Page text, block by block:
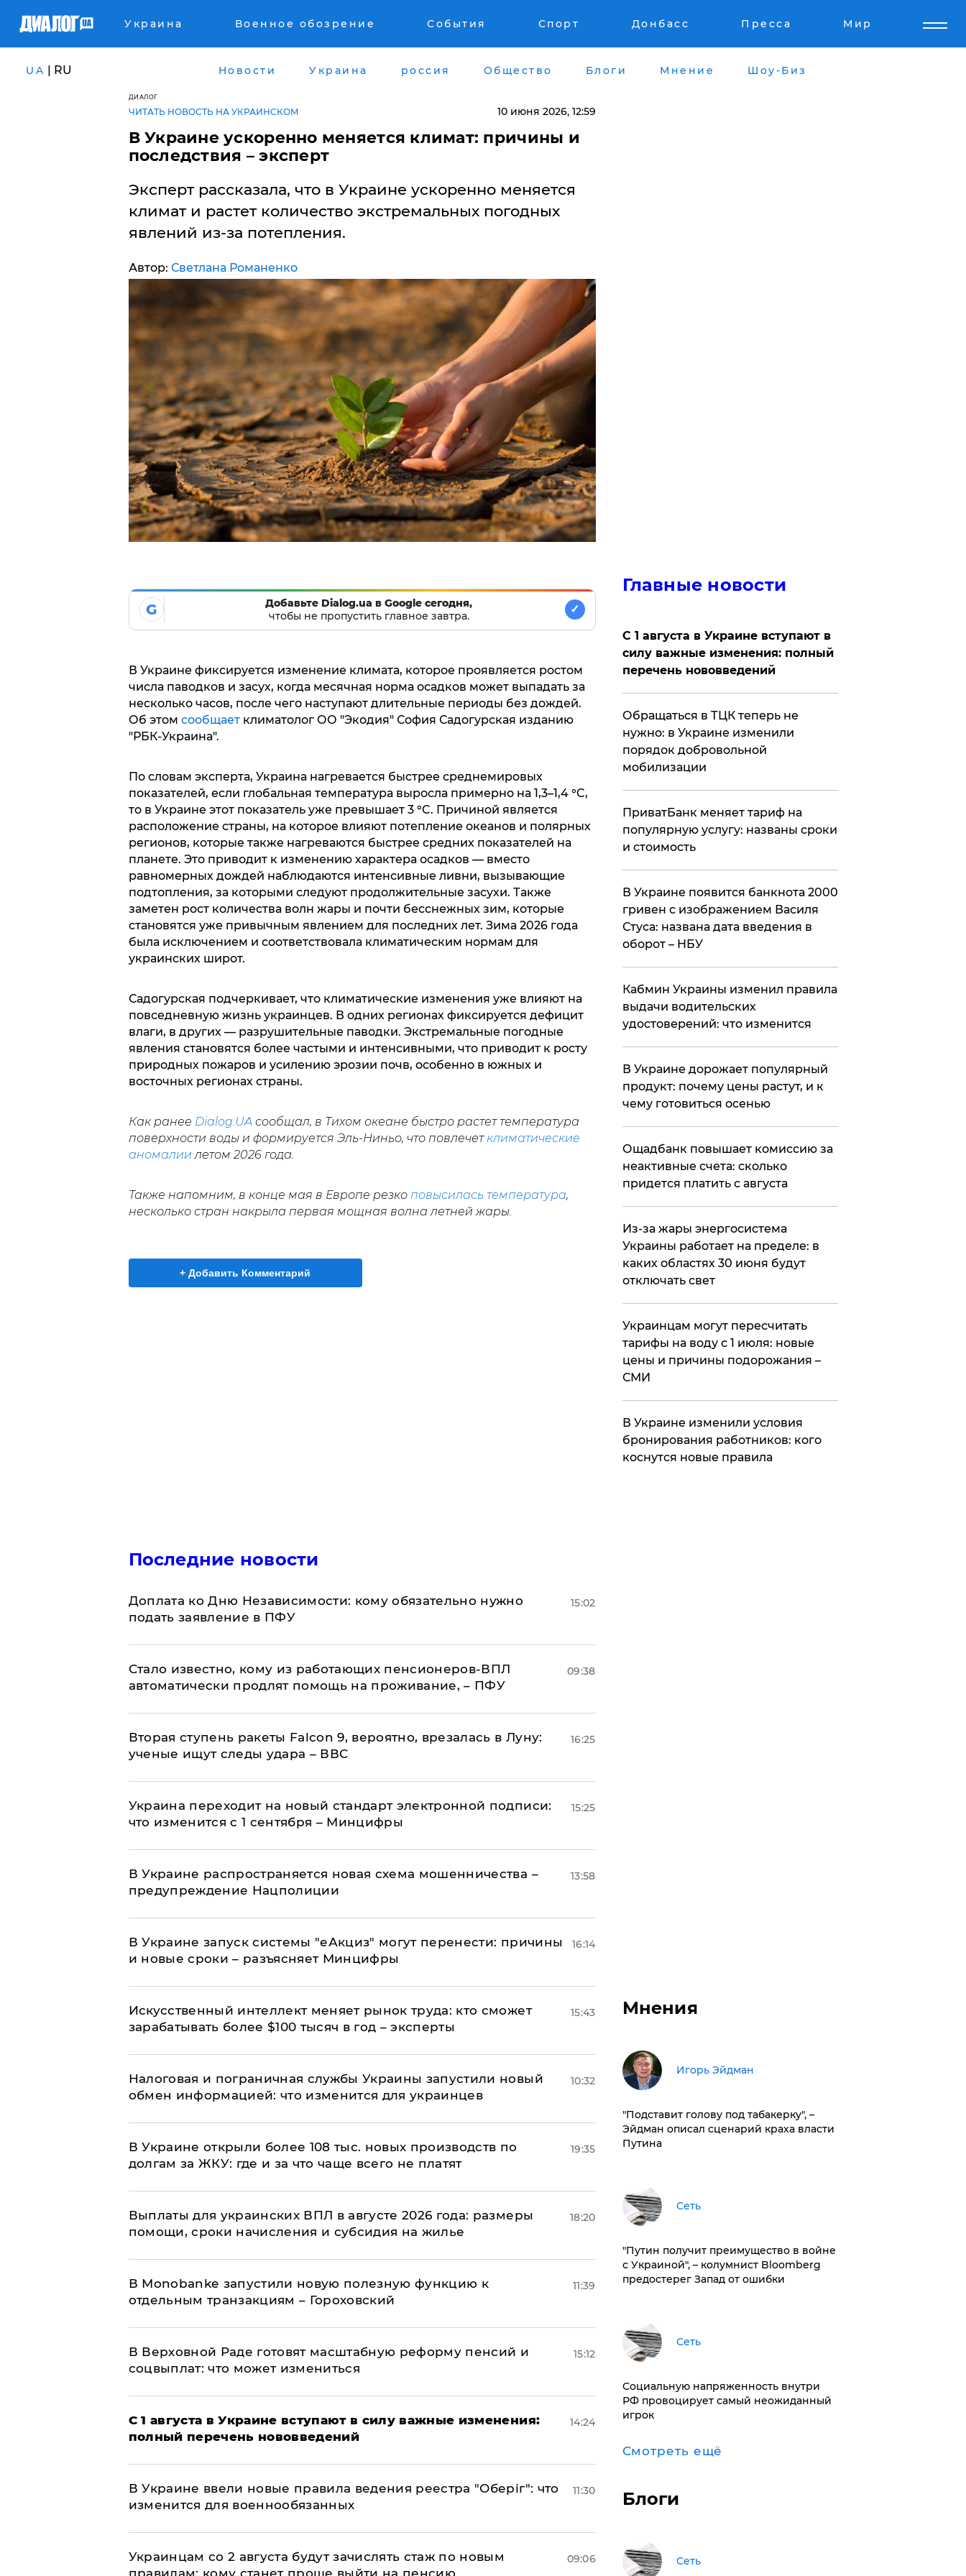
Украина Военное обозрение События Спорт Донбасс Пресса Мир
UA | RU Новости Украина россия Общество Блоги Мнение Шоу-Биз
ДИАЛОГ
ЧИТАТЬ НОВОСТЬ НА УКРАИНСКОМ 10 июня 2026, 12:59
В Украине ускоренно меняется климат: причины и
последствия – эксперт
Эксперт рассказала, что в Украине ускоренно меняется
климат и растет количество экстремальных погодных
явлений из-за потепления.
Автор: Светлана Романенко
G
Добавьте Dialog.ua в Google сегодня,
чтобы не пропустить главное завтра.
✓
В Украине фиксируется изменение климата, которое проявляется ростом
числа паводков и засух, когда месячная норма осадков может выпадать за
несколько часов, после чего наступают длительные периоды без дождей.
Об этом сообщаетклиматолог ОО "Экодия" София Садогурская изданию
"РБК-Украина".
По словам эксперта, Украина нагревается быстрее среднемировых
показателей, если глобальная температура выросла примерно на 1,3–1,4 °C,
то в Украине этот показатель уже превышает 3 °C. Причиной является
расположение страны, на которое влияют потепление океанов и полярных
регионов, которые также нагреваются быстрее средних показателей на
планете. Это приводит к изменению характера осадков — вместо
равномерных дождей наблюдаются интенсивные ливни, вызывающие
подтопления, за которыми следуют продолжительные засухи. Также
заметен рост количества волн жары и почти бесснежных зим, которые
становятся уже привычным явлением для последних лет. Зима 2026 года
была исключением и соответствовала климатическим нормам для
украинских широт.
Садогурская подчеркивает, что климатические изменения уже влияют на
повседневную жизнь украинцев. В одних регионах фиксируется дефицит
влаги, в других — разрушительные паводки. Экстремальные погодные
явления становятся более частыми и интенсивными, что приводит к росту
природных пожаров и усилению эрозии почв, особенно в южных и
восточных регионах страны.
Как ранее Dialog.UA сообщал, в Тихом океане быстро растет температура
поверхности воды и формируется Эль-Ниньо, что повлечет климатические
аномалии летом 2026 года.
Также напомним, в конце мая в Европе резко повысилась температура,
несколько стран накрыла первая мощная волна летней жары.
+ Добавить Комментарий
Последние новости
Доплата ко Дню Независимости: кому обязательно нужно
подать заявление в ПФУ
15:02
Стало известно, кому из работающих пенсионеров-ВПЛ
автоматически продлят помощь на проживание, – ПФУ
09:38
Вторая ступень ракеты Falcon 9, вероятно, врезалась в Луну:
ученые ищут следы удара – ВВС
16:25
Украина переходит на новый стандарт электронной подписи:
что изменится с 1 сентября – Минцифры
15:25
В Украине распространяется новая схема мошенничества –
предупреждение Нацполиции
13:58
В Украине запуск системы "еАкциз" могут перенести: причины
и новые сроки – разъясняет Минцифры
16:14
Искусственный интеллект меняет рынок труда: кто сможет
зарабатывать более $100 тысяч в год – эксперты
15:43
Налоговая и пограничная службы Украины запустили новый
обмен информацией: что изменится для украинцев
10:32
В Украине открыли более 108 тыс. новых производств по
долгам за ЖКУ: где и за что чаще всего не платят
19:35
Выплаты для украинских ВПЛ в августе 2026 года: размеры
помощи, сроки начисления и субсидия на жилье
18:20
В Мonobankе запустили новую полезную функцию к
отдельным транзакциям – Гороховский
11:39
В Верховной Раде готовят масштабную реформу пенсий и
соцвыплат: что может измениться
15:12
С 1 августа в Украине вступают в силу важные изменения:
полный перечень нововведений
14:24
В Украине ввели новые правила ведения реестра "Оберіг": что
изменится для военнообязанных
11:30
Украинцам со 2 августа будут зачислять стаж по новым
правилам: кому станет проще выйти на пенсию
09:06
Главные новости
С 1 августа в Украине вступают в
силу важные изменения: полный
перечень нововведений
Обращаться в ТЦК теперь не
нужно: в Украине изменили
порядок добровольной
мобилизации
ПриватБанк меняет тариф на
популярную услугу: названы сроки
и стоимость
В Украине появится банкнота 2000
гривен с изображением Василя
Стуса: названа дата введения в
оборот – НБУ
Кабмин Украины изменил правила
выдачи водительских
удостоверений: что изменится
В Украине дорожает популярный
продукт: почему цены растут, и к
чему готовиться осенью
​Ощадбанк повышает комиссию за
неактивные счета: сколько
придется платить с августа
Из-за жары энергосистема
Украины работает на пределе: в
каких областях 30 июня будут
отключать свет
Украинцам могут пересчитать
тарифы на воду с 1 июля: новые
цены и причины подорожания –
СМИ
В Украине изменили условия
бронирования работников: кого
коснутся новые правила
Мнения
Игорь Эйдман
​"Подставит голову под табакерку", –
Эйдман описал сценарий краха власти
Путина
Сеть
"Путин получит преимущество в войне
с Украиной", – колумнист Bloomberg
предостерег Запад от ошибки
Сеть
Социальную напряженность внутри
РФ провоцирует самый неожиданный
игрок
Смотреть ещё
Блоги
Сеть